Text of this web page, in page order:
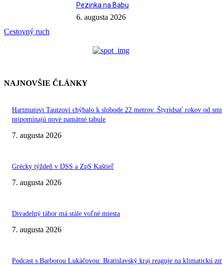
Cestovný ruch
Pezinka na Babu
6. augusta 2026
NAJNOVŠIE ČLÁNKY
Hartmutovi Tautzovi chýbalo k slobode 22 metrov. Štyridsať rokov od
pripomínajú nové pamätné tabule
7. augusta 2026
Grécky týždeň v DSS a ZpS Kaštieľ
7. augusta 2026
Divadelný tábor má stále voľné miesta
7. augusta 2026
Podcast s Barborou Lukáčovou: Bratislavský kraj reaguje na klimatickú